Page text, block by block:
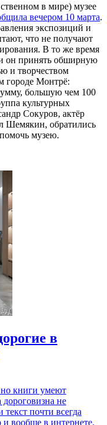
в мире) музее
вечером 10 марта.
экспозиций и
что не получают
В то же время
он принять обширную
и творчеством
городе Монтрё:
большую чем 100
культурных
Сокуров, актёр
Шемякин, обратились
музею.
в
книги умеют
дороговизна не
почти всегда
вообще в интернете,